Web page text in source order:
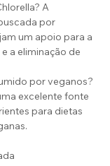
A
por
um apoio para a
a eliminação de
por veganos?
excelente fonte
para dietas